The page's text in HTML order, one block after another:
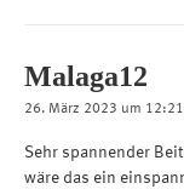
Malaga12
26. März 2023 um
Sehr spannender
wäre das ein